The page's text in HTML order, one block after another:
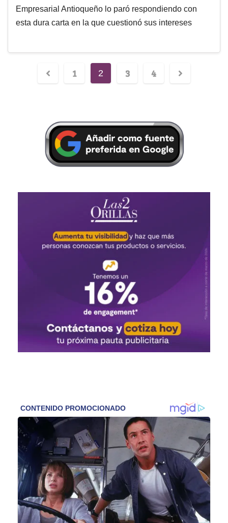
Empresarial Antioqueño lo paró respondiendo con
esta dura carta en la que cuestionó sus intereses
1 2 3 4